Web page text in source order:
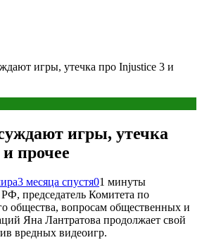
игры, утечка про Injustice 3 и
игры, утечка
прочее
3 месяца спустя01 минуты
председатель Комитета по
общества, вопросам общественных и
Яна Лантратова продолжает свой
вредных видеоигр.